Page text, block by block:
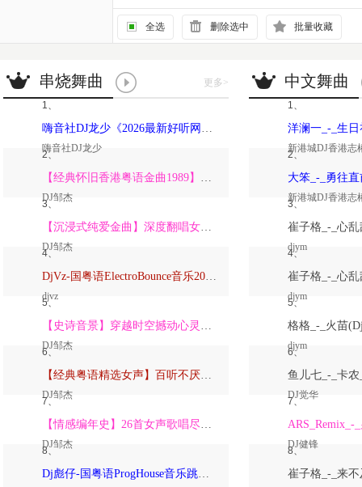
全选 删除选中 批量收藏
串烧舞曲 更多>
1、
嗨音社DJ龙少《2026最新好听网络伤感歌曲推荐·深爱过的人一生惦记》
嗨音社DJ龙少
2、
【经典怀旧香港粤语金曲1989】高潮版【DJ邹杰】
DJ邹杰
3、
【沉浸式纯爱金曲】深度翻唱女声版【DJ邹杰】_
DJ邹杰
4、
DjVz-国粤语ElectroBounce音乐2026讲不出再见怀旧版蹦迪跳舞大碟
djvz
5、
【史诗音景】穿越时空撼动心灵的管弦乐【DJ邹杰】
DJ邹杰
6、
【经典粤语精选女声】百听不厌深度翻唱版【DJ邹杰】_
DJ邹杰
7、
【情感编年史】26首女声歌唱尽从暗恋到放下的全部【DJ邹杰】
DJ邹杰
8、
Dj彪仔-国粤语ProgHouse音乐跳舞街vs心要让你听见串烧Vol.39
中文舞曲
1、
新港城DJ香港志
2、
新港城DJ香港志
3、
djym
4、
djym
5、
djym
6、
DJ觉华
7、
DJ健锋
8、